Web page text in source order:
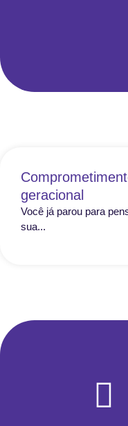
geracional
Você já parou para
sua...